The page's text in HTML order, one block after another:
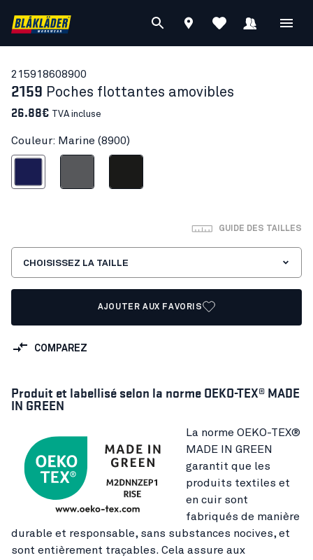
215918608900
2159 Poches flottantes amovibles
26.88€ TVA incluse
Couleur: Marine (8900)
GUIDE DES TAILLES
CHOISISSEZ LA TAILLE
AJOUTER AUX FAVORIS
COMPAREZ
Produit et labellisé selon la norme OEKO-TEX® MADE
IN GREEN
La norme OEKO-TEX®
MADE IN GREEN
garantit que les
produits textiles et
en cuir sont
fabriqués de manière
durable et responsable, sans substances nocives, et
sont entièrement traçables. Cela assure aux